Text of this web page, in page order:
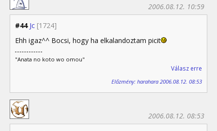
#44 Jc [1724]
2006.08.12. 10:59
Ehh igaz^^ Bocsi, hogy ha elkalandoztam picit
"Anata no koto wo omou"
Válasz erre
Előzmény: harahara 2006.08.12. 08:53
2006.08.12. 08:53